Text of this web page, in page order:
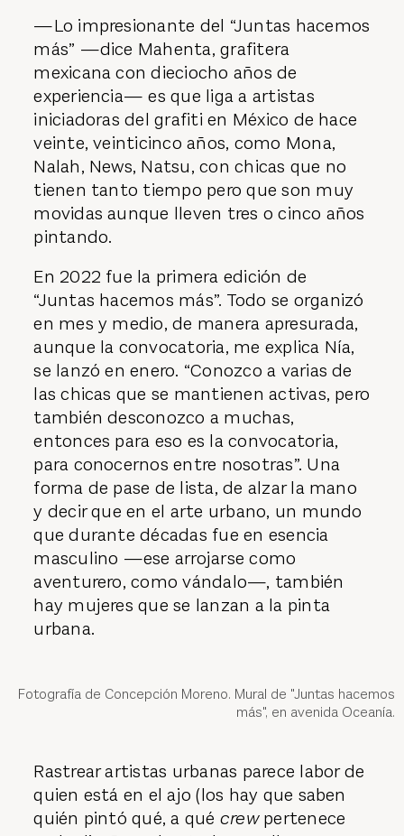
—Lo impresionante del “Juntas hacemos
más” —dice Mahenta, grafitera
mexicana con dieciocho años de
experiencia— es que liga a artistas
iniciadoras del grafiti en México de hace
veinte, veinticinco años, como Mona,
Nalah, News, Natsu, con chicas que no
tienen tanto tiempo pero que son muy
movidas aunque lleven tres o cinco años
pintando.
En 2022 fue la primera edición de
“Juntas hacemos más”. Todo se organizó
en mes y medio, de manera apresurada,
aunque la convocatoria, me explica Nía,
se lanzó en enero. “Conozco a varias de
las chicas que se mantienen activas, pero
también desconozco a muchas,
entonces para eso es la convocatoria,
para conocernos entre nosotras”. Una
forma de pase de lista, de alzar la mano
y decir que en el arte urbano, un mundo
que durante décadas fue en esencia
masculino —ese arrojarse como
aventurero, como vándalo—, también
hay mujeres que se lanzan a la pinta
urbana.
Fotografía de Concepción Moreno. Mural de "Juntas hacemos
más", en avenida Oceanía.
Rastrear artistas urbanas parece labor de
quien está en el ajo (los hay que saben
quién pintó qué, a qué crewpertenece